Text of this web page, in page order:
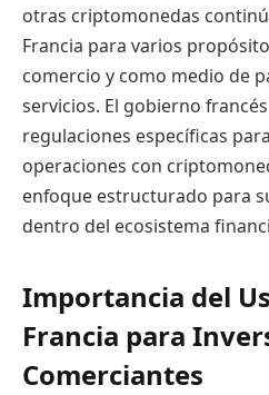
otras criptomonedas
Francia para varios
comercio y como medio de
servicios. El gobierno
regulaciones específicas
operaciones con
enfoque estructurado para
dentro del ecosistema
Importancia del
Francia para
Comerciantes